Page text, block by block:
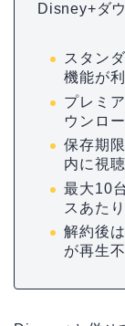
Disney+ダ
スタン
機能が
プレミ
ウンロ
保存期
内に視
最大10
スあた
解約後
が再生